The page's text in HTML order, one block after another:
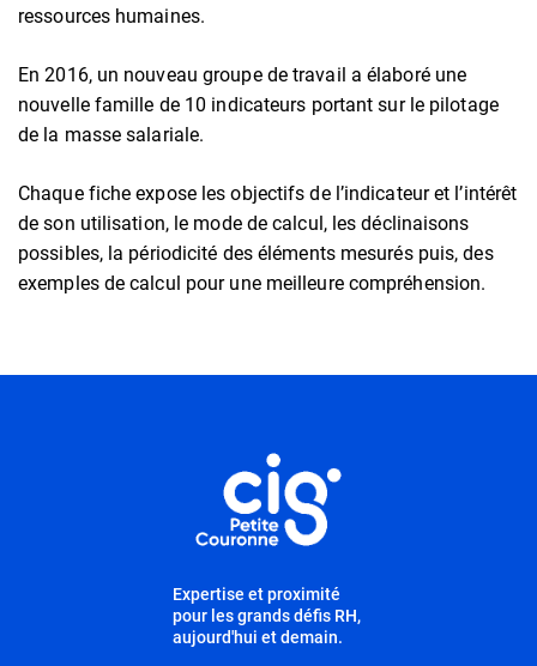
ressources humaines.
En 2016, un nouveau groupe de travail a élaboré une
nouvelle famille de 10 indicateurs portant sur le pilotage
de la masse salariale.
Chaque fiche expose les objectifs de l’indicateur et l’intérêt
de son utilisation, le mode de calcul, les déclinaisons
possibles, la périodicité des éléments mesurés puis, des
exemples de calcul pour une meilleure compréhension.
Expertise et proximité
pour les grands défis RH,
aujourd'hui et demain.